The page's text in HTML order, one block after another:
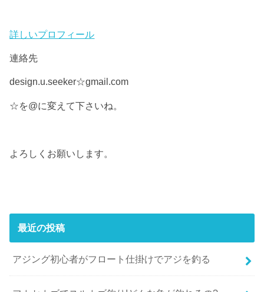
詳しいプロフィール
連絡先
design.u.seeker☆gmail.com
☆を@に変えて下さいね。
よろしくお願いします。
最近の投稿
アジング初心者がフロート仕掛けでアジを釣る